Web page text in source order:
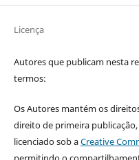
Licença
Autores que publicam nesta
termos:
Os Autores mantém os
direito de primeira
licenciado sob aCreative